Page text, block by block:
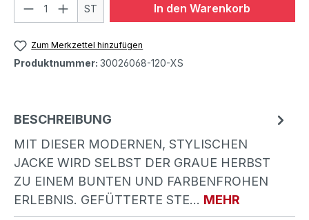
ST In den Warenkorb
Zum Merkzettel hinzufügen
Produktnummer: 30026068-120-XS
BESCHREIBUNG
MIT DIESER MODERNEN, STYLISCHEN
JACKE WIRD SELBST DER GRAUE HERBST
ZU EINEM BUNTEN UND FARBENFROHEN
ERLEBNIS. GEFÜTTERTE STE… MEHR